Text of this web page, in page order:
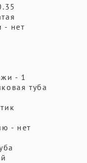
- нет
- 1
туба
- нет